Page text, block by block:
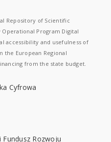
Repository of Scientific
Program Digital
accessibility and usefulness of
European Regional
from the state budget.